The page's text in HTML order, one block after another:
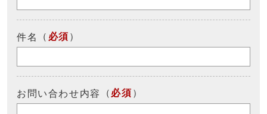
件名 （ 必須 ）
お問い合わせ内容 （ 必須 ）